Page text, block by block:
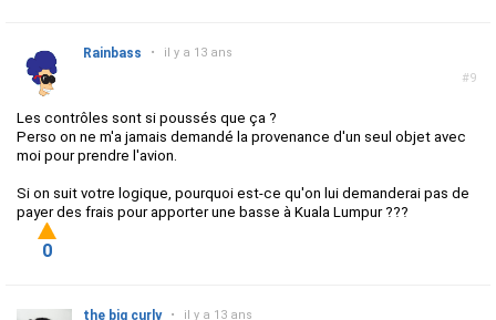
#9
Rainbass • il y a 13 ans
Les contrôles sont si poussés que ça ?
Perso on ne m'a jamais demandé la provenance d'un seul objet avec
moi pour prendre l'avion.
Si on suit votre logique, pourquoi est-ce qu'on lui demanderai pas de
payer des frais pour apporter une basse à Kuala Lumpur ???
0
the big curly • il y a 13 ans